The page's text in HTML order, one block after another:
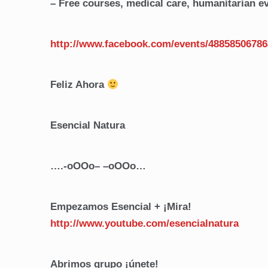
– Free courses, medical care, humanitarian
http://www.facebook.com/events/
Feliz Ahora
Esencial Natura
….-oOOo– –oOOo…
Empezamos Esencial + ¡Mira!
http://www.youtube.com/esencialnatura
Abrimos grupo ¡únete!